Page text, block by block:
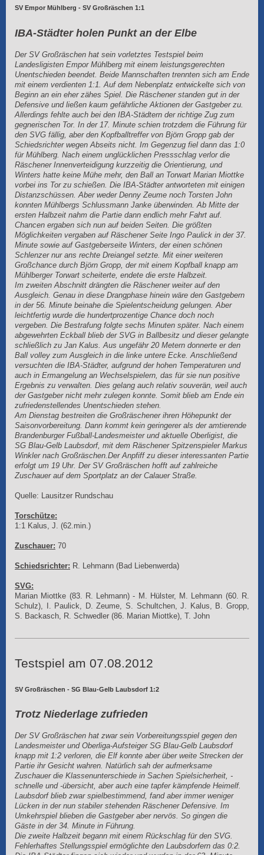
SV Empor Mühlberg - SV Großräschen 1:1
IBA-Städter holen Punkt an der Elbe
Der SV Großräschen hat sein vorletztes Testspiel beim
Landesligisten Empor Mühlberg mit einem leistungsgerechten
Unentschieden beendet. Beide Mannschaften trennten sich am Ende
mit einem verdienten 1:1. Auf dem Nebenplatz entwickelte sich von
Beginn an ein eher zähes Spiel. Die Räschener standen gut in der
Defensive und ließen kaum gefährliche Aktionen der Gastgeber zu.
Allerdings fehlte auch bei den IBA-Städtern der richtige Zug zum
gegnerischen Tor. In der 17. Minute schien trotzdem die Führung für
den SVG fällig, aber den Kopfballtreffer von Björn Gropp gab der
Schiedsrichter wegen Abseits nicht. Im Gegenzug fiel dann das 1:0
für Mühlberg. Nach einem unglücklichen Pressschlag verlor die
Räschener Innenverteidigung kurzzeitig die Orientierung, und
Winters hatte keine Mühe mehr, den Ball an Torwart Marian Miottke
vorbei ins Tor zu schießen. Die IBA-Städter antworteten mit einigen
Distanzschüssen. Aber weder Denny Zeume noch Torsten John
konnten Mühlbergs Schlussmann Janke überwinden. Ab Mitte der
ersten Halbzeit nahm die Partie dann endlich mehr Fahrt auf.
Chancen ergaben sich nun auf beiden Seiten. Die größten
Möglichkeiten vergaben auf Räschener Seite Ingo Paulick in der 37.
Minute sowie auf Gastgeberseite Winters, der einen schönen
Schlenzer nur ans rechte Dreiangel setzte. Mit einer weiteren
Großchance durch Björn Gropp, der mit einem Kopfball knapp am
Mühlberger Torwart scheiterte, endete die erste Halbzeit.
Im zweiten Abschnitt drängten die Räschener weiter auf den
Ausgleich. Genau in diese Drangphase hinein wäre den Gastgebern
in der 56. Minute beinahe die Spielentscheidung gelungen. Aber
leichtfertig wurde die hundertprozentige Chance doch noch
vergeben. Die Bestrafung folgte sechs Minuten später. Nach einem
abgewehrten Eckball blieb der SVG in Ballbesitz und dieser gelangte
schließlich zu Jan Kalus. Aus ungefähr 20 Metern donnerte er den
Ball volley zum Ausgleich in die linke untere Ecke. Anschließend
versuchten die IBA-Städter, aufgrund der hohen Temperaturen und
auch in Ermangelung an Wechselspielern, das für sie nun positive
Ergebnis zu verwalten. Dies gelang auch relativ souverän, weil auch
der Gastgeber nicht mehr zulegen konnte. Somit blieb am Ende ein
zufriedenstellendes Unentschieden stehen.
Am Dienstag bestreiten die Großräschener ihren Höhepunkt der
Saisonvorbereitung. Dann kommt kein geringerer als der amtierende
Brandenburger Fußball-Landesmeister und aktuelle Oberligist, die
SG Blau-Gelb Laubsdorf, mit dem Räschener Spitzenspieler Markus
Winkler nach Großräschen.Der Anpfiff zu dieser interessanten Partie
erfolgt um 19 Uhr. Der SV Großräschen hofft auf zahlreiche
Zuschauer auf dem Sportplatz an der Calauer Straße.
Quelle: Lausitzer Rundschau
Torschütze:
1:1 Kalus, J. (62.min.)
Zuschauer: 70
Schiedsrichter: R. Lehmann (Bad Liebenwerda)
SVG:
Marian Miottke (83. R. Lehmann) - M. Hülster, M. Lehmann (60. R.
Schulz), I. Paulick, D. Zeume, S. Schultchen, J. Kalus, B. Gropp,
S. Backasch, R. Schwedler (86. Marian Miottke), T. John
Testspiel am 07.08.2012
SV Großräschen - SG Blau-Gelb Laubsdorf 1:2
Trotz Niederlage zufrieden
Der SV Großräschen hat zwar sein Vorbereitungsspiel gegen den
Landesmeister und Oberliga-Aufsteiger SG Blau-Gelb Laubsdorf
knapp mit 1:2 verloren, die Elf konnte aber über weite Strecken der
Partie ihr Gesicht wahren. Natürlich sah der aufmerksame
Zuschauer die Klassenunterschiede in Sachen Spielsicherheit, -
schnelle und -übersicht, aber auch eine tapfer kämpfende Heimelf.
Laubsdorf blieb zwar spielbestimmend, fand aber immer weniger
Lücken in der nun stabiler stehenden Räschener Defensive. Im
Umkehrspiel blieben die Gastgeber aber nervös. So gingen die
Gäste in der 34. Minute in Führung.
Die zweite Halbzeit begann mit einem Rückschlag für den SVG.
Fehlerhaftes Stellungsspiel ermöglichte den Laubsdorfern das 0:2.